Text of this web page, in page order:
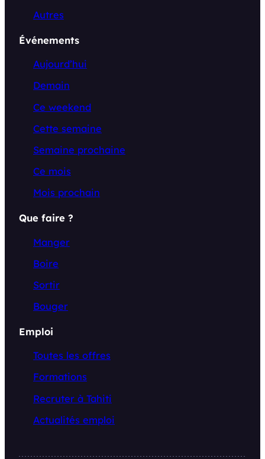
Autres
Événements
Aujourd’hui
Demain
Ce weekend
Cette semaine
Semaine prochaine
Ce mois
Mois prochain
Que faire ?
Manger
Boire
Sortir
Bouger
Emploi
Toutes les offres
Formations
Recruter à Tahiti
Actualités emploi